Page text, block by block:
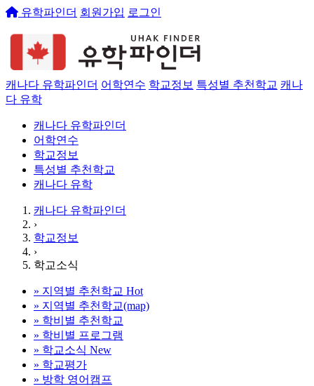
유학파인더 회원가입 로그인
캐나다 유학파인더 어학연수 학교정보 특성별 추천학교 캐나
다 유학
캐나다 유학파인더
어학연수
학교정보
특성별 추천학교
캐나다 유학
캐나다 유학파인더
›
학교정보
›
학교소식
» 지역별 추천학교 Hot
» 지역별 추천학교(map)
» 학비별 추천학교
» 학비별 프로그램
» 학교소식 New
» 학교평가
» 방학 영어캠프